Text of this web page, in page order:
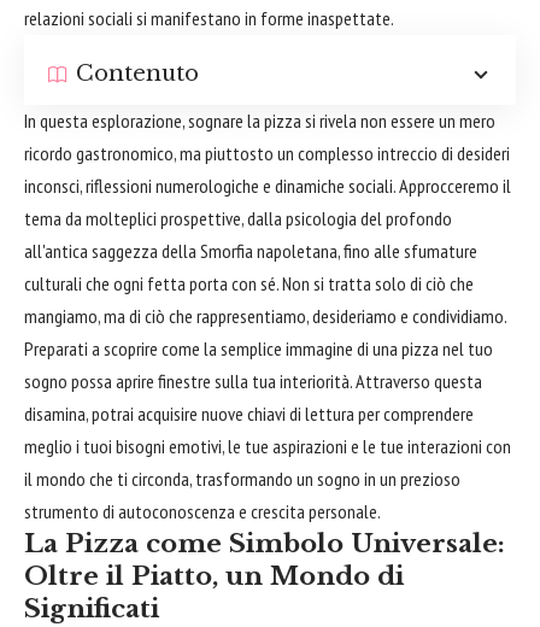
relazioni sociali si manifestano in forme inaspettate.
Contenuto
In questa esplorazione, sognare la pizza si rivela non essere un mero
ricordo gastronomico, ma piuttosto un complesso intreccio di desideri
inconsci, riflessioni numerologiche e dinamiche sociali. Approcceremo il
tema da molteplici prospettive, dalla psicologia del profondo
all'antica saggezza della Smorfia napoletana, fino alle sfumature
culturali che ogni fetta porta con sé. Non si tratta solo di ciò che
mangiamo, ma di ciò che rappresentiamo, desideriamo e condividiamo.
Preparati a scoprire come la semplice immagine di una pizza nel tuo
sogno possa aprire finestre sulla tua interiorità. Attraverso questa
disamina, potrai acquisire nuove chiavi di lettura per comprendere
meglio i tuoi bisogni emotivi, le tue aspirazioni e le tue interazioni con
il mondo che ti circonda, trasformando un sogno in un prezioso
strumento di autoconoscenza e crescita personale.
La Pizza come Simbolo Universale:
Oltre il Piatto, un Mondo di
Significati